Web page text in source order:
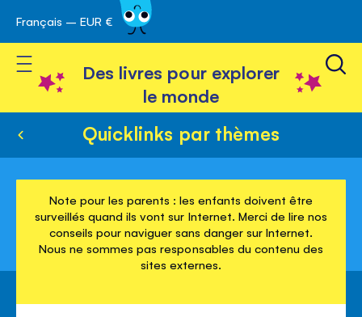
Skip
to
Content
Français – EUR €
Toggle Nav
Des livres pour explorer
le monde
Quicklinks par thèmes
Note pour les parents : les enfants doivent être
surveillés quand ils vont sur Internet. Merci de lire nos
conseils pour naviguer sans danger sur Internet.
Nous ne sommes pas responsables du contenu des
sites externes.